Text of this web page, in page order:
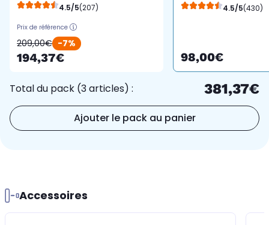
4.5/5(207)
Prix de référence
209,00€ -7%
194,37€
4.5/5(430)
98,00€
Total du pack (3 articles) : 381,37€
Ajouter le pack au panier
Accessoires